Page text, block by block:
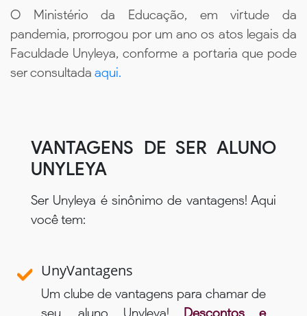
O Ministério da Educação, em virtude da
pandemia, prorrogou por um ano os atos legais da
Faculdade Unyleya, conforme a portaria que pode
ser consultada aqui.
VANTAGENS DE SER ALUNO
UNYLEYA
Ser Unyleya é sinônimo de vantagens! Aqui
você tem:
UnyVantagens
Um clube de vantagens para chamar de